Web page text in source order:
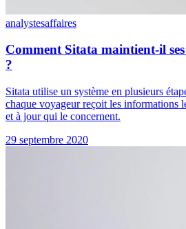
analystesaffaires
Comment Sitata maintient-il
?
Sitata utilise un système en plusieurs
chaque voyageur reçoit les informations
et à jour qui le concernent.
29 septembre 2020